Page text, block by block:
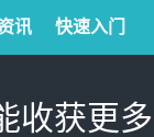
讯 快速入门
收获更多